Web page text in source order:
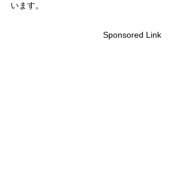
います。
Sponsored Link